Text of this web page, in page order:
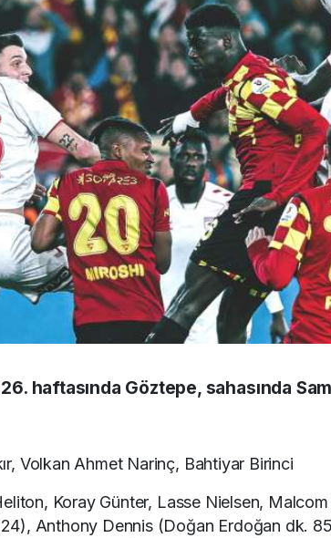
haftasında Göztepe, sahasında
Volkan Ahmet Narinç, Bahtiyar Birinci
Koray Günter, Lasse Nielsen,
24), Anthony Dennis (Doğan Erdoğan dk.